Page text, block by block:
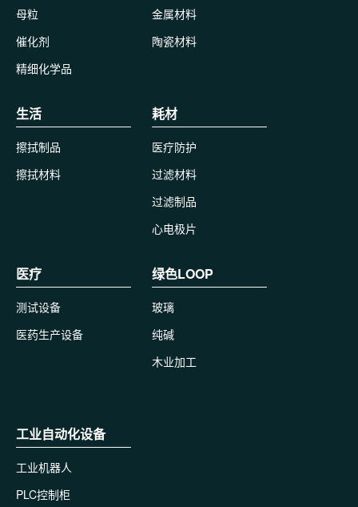
母粒
催化剂
精细化学品
金属材料
陶瓷材料
生活
擦拭制品
擦拭材料
耗材
医疗防护
过滤材料
过滤制品
心电极片
医疗
测试设备
医药生产设备
绿色LOOP
玻璃
纯碱
木业加工
工业自动化设备
工业机器人
PLC控制柜